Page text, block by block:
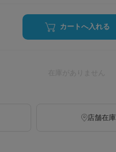
カートへ入れる
店舗在庫